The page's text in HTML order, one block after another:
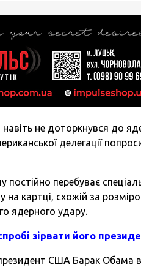
не доторкнувся до
делегації
постійно перебуває
на картці, схожій за
ядерного удару.
зірвати його
США Барак Обама